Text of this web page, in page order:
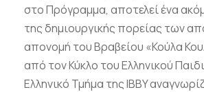
στο Πρόγραμμα, αποτελεί ένα
της δημιουργικής πορείας των
απονομή του Βραβείου «Κούλα
από τον Κύκλο του Ελληνικού
Ελληνικό Τμήμα της IBBY